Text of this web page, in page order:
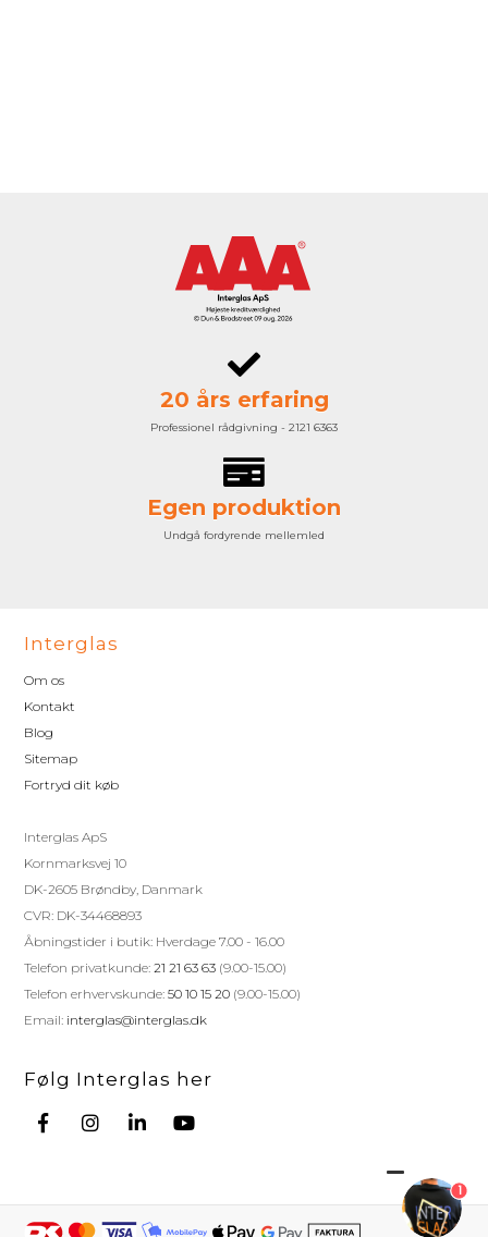
20 års erfaring
Professionel rådgivning - 2121 6363
Egen produktion
Undgå fordyrende mellemled
Interglas
Om os
Kontakt
Blog
Sitemap
Fortryd dit køb
Interglas ApS
Kornmarksvej 10
DK-2605 Brøndby, Danmark
CVR: DK-34468893
Åbningstider i butik: Hverdage 7.00 - 16.00
Telefon privatkunde:21 21 63 63 (9.00-15.00)
Telefon erhvervskunde:50 10 15 20 (9.00-15.00)
Email: interglas@interglas.dk
Følg Interglas her
1